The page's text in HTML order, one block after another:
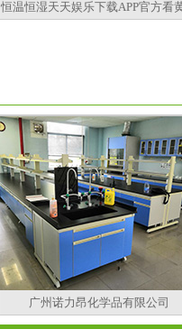
恒温恒湿天天娱乐下载APP官方看
广州诺力昂化学品有限公司